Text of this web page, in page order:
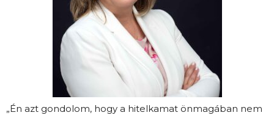
„Én azt gondolom, hogy a hitelkamat önmagában nem